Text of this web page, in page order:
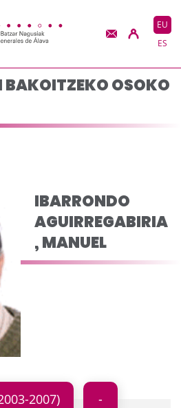
del
EU
ES
BAKOITZEKO OSOKO
IBARRONDO
AGUIRREGABIRIA
, MANUEL
2007)